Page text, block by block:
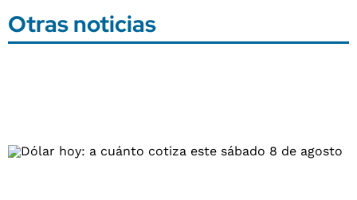
Otras noticias